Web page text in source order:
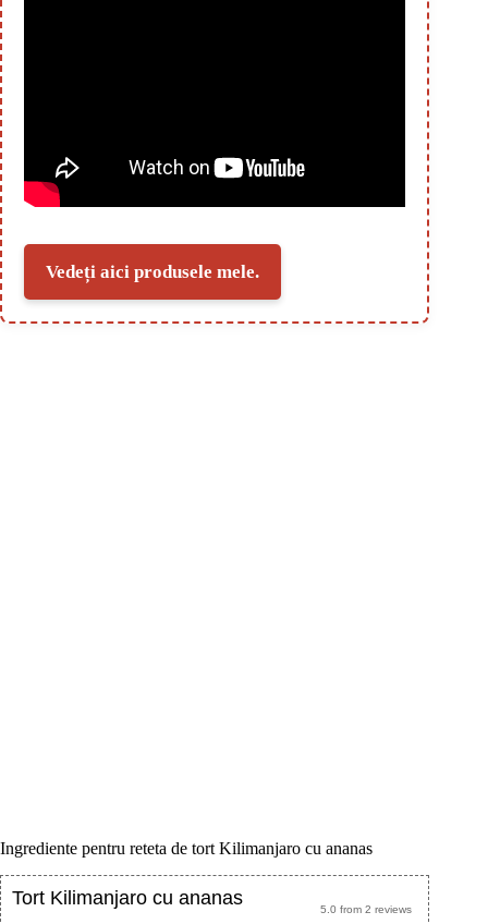
Vedeți aici produsele mele.
Ingrediente pentru reteta de tort Kilimanjaro cu ananas
5.0 from 2 reviews
Tort Kilimanjaro cu ananas